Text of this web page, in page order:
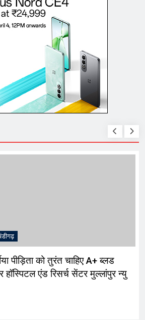
पीड़िता को तुरंत चाहिए A+ ब्लड
एंड रिसर्च सेंटर मुल्लांपुर न्यु